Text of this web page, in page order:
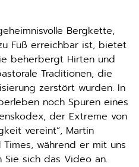
Bergkette,
Fuß erreichbar ist, bietet
beherbergt Hirten und
Traditionen, die
zerstört wurden. In
noch Spuren eines
der Extreme von
vereint”, Martin
während er mit uns
Sie sich das Video an.